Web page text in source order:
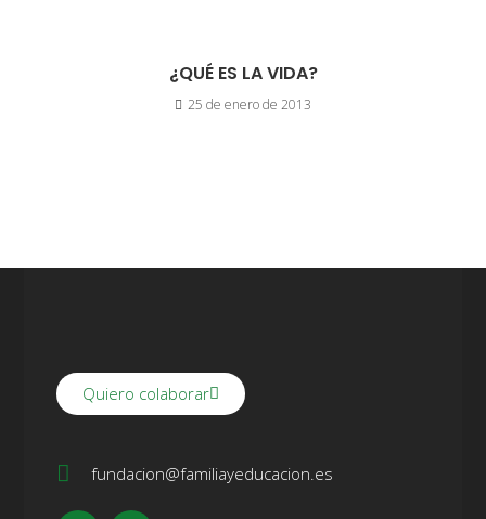
¿QUÉ ES LA VIDA?
25 de enero de 2013
Quiero colaborar
fundacion@familiayeducacion.es